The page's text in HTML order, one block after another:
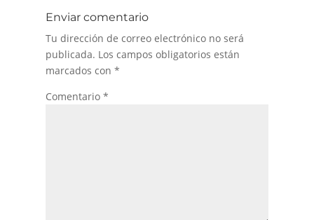
Enviar comentario
Tu dirección de correo electrónico no será
publicada. Los campos obligatorios están
marcados con *
Comentario *